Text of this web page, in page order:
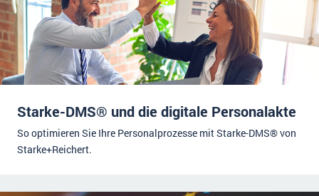
Starke-DMS® und die digitale Personalakte
So optimieren Sie Ihre Personalprozesse mit Starke-DMS® von
Starke+Reichert.